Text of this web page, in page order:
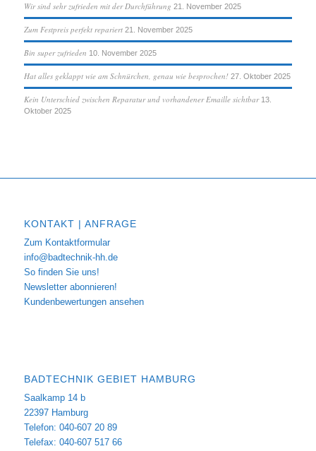
Wir sind sehr zufrieden mit der Durchführung 21. November 2025
Zum Festpreis perfekt repariert 21. November 2025
Bin super zufrieden 10. November 2025
Hat alles geklappt wie am Schnürchen, genau wie besprochen! 27. Oktober 2025
Kein Unterschied zwischen Reparatur und vorhandener Emaille sichtbar 13.
Oktober 2025
KONTAKT | ANFRAGE
Zum Kontaktformular
info@badtechnik-hh.de
So finden Sie uns!
Newsletter abonnieren!
Kundenbewertungen ansehen
BADTECHNIK GEBIET HAMBURG
Saalkamp 14 b
22397 Hamburg
Telefon: 040-607 20 89
Telefax: 040-607 517 66